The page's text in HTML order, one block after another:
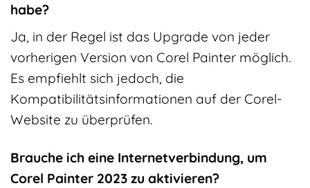
habe?
Ja, in der Regel ist das Upgrade von jeder
vorherigen Version von Corel Painter möglich.
Es empfiehlt sich jedoch, die
Kompatibilitätsinformationen auf der Corel-
Website zu überprüfen.
Brauche ich eine Internetverbindung, um
Corel Painter 2023 zu aktivieren?